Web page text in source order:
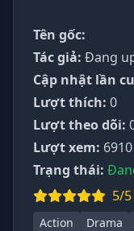
Tên gốc:
Tác giả: Đang
Cập nhật lần
Lượt thích: 0
Lượt theo dõi:
Lượt xem: 6910
Trạng thái:
5/5
Action Drama